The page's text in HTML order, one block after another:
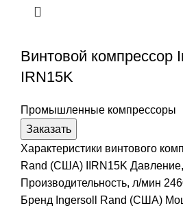
Винтовой компрессор
IRN15K
Промышленные компрессоры
Заказать
Характеристики винтового
Rand (США) IIRN15K
Производительность, л/мин
Бренд Ingersoll Rand (США)